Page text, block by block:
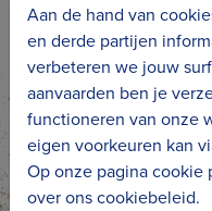
Hoe en waar
krantenarchief?
Aan de hand van
en derde partijen
verbeteren we jouw
aanvaarden ben je
functioneren van onze
eigen voorkeuren kan
Op onze pagina
over ons cookiebeleid.